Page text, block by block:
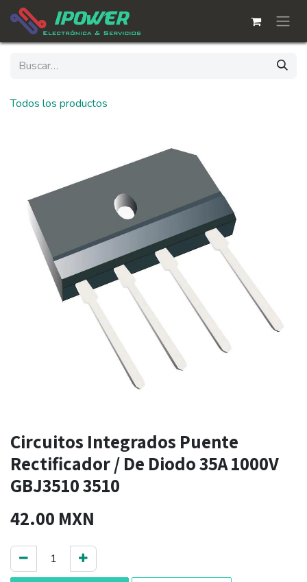
Ir al contenido
Todos los productos
Circuitos Integrados Puente
Rectificador / De Diodo 35A 1000V
GBJ3510 3510
42.00 MXN